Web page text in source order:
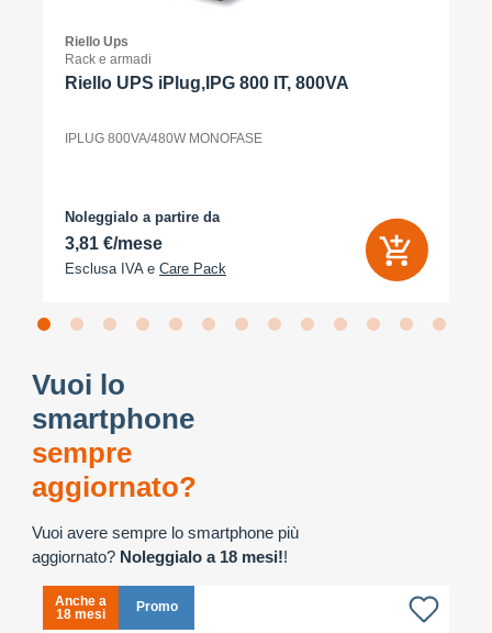
Riello Ups
Rack e armadi
Riello UPS iPlug,IPG 800 IT, 800VA
IPLUG 800VA/480W MONOFASE
Noleggialo a partire da
3,81 €/mese
Esclusa IVA e Care Pack
Vuoi lo
smartphone
sempre
aggiornato?
Vuoi avere sempre lo smartphone più
aggiornato? Noleggialo a 18 mesi!!
Anche a
18 mesi
Promo